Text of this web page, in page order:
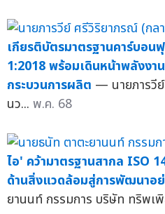
เกียรติบัตรมาตรฐานคาร์บอ
1:2018 พร้อมเดินหน้าพลังงา
กระบวนการผลิต — นายภารวี
นว... พ.ค. 68
ไอ' คว้ามาตรฐานสากล ISO
ด้านสิ่งแวดล้อมสู่การพัฒนาอ
ยานนท์ กรรมการ บริษัท ทริพเพิ